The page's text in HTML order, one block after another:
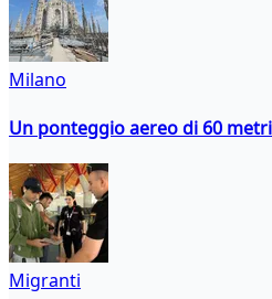
Milano
Un ponteggio aereo di 60
Migranti